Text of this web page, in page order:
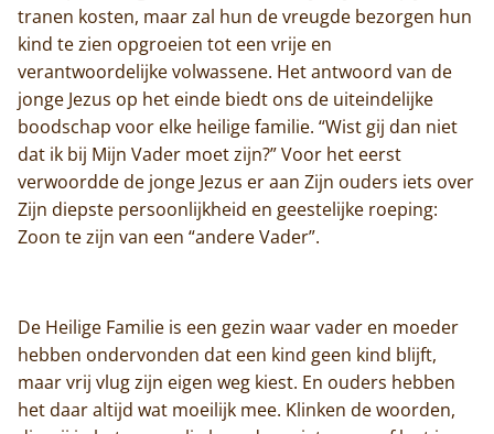
tranen kosten, maar zal hun de vreugde bezorgen hun
kind te zien opgroeien tot een vrije en
verantwoordelijke volwassene. Het antwoord van de
jonge Jezus op het einde biedt ons de uiteindelijke
boodschap voor elke heilige familie. “Wist gij dan niet
dat ik bij Mijn Vader moet zijn?” Voor het eerst
verwoordde de jonge Jezus er aan Zijn ouders iets over
Zijn diepste persoonlijkheid en geestelijke roeping:
Zoon te zijn van een “andere Vader”.
De Heilige Familie is een gezin waar vader en moeder
hebben ondervonden dat een kind geen kind blijft,
maar vrij vlug zijn eigen weg kiest. En ouders hebben
het daar altijd wat moeilijk mee. Klinken de woorden,